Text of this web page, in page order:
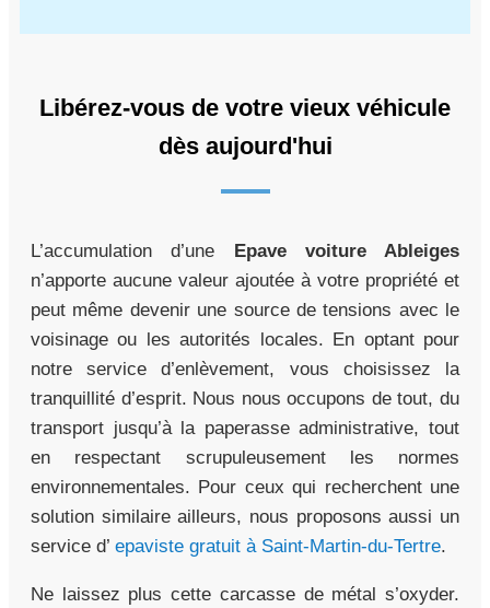
Libérez-vous de votre vieux véhicule
dès aujourd'hui
L’accumulation d’une Epave voiture Ableiges
n’apporte aucune valeur ajoutée à votre propriété et
peut même devenir une source de tensions avec le
voisinage ou les autorités locales. En optant pour
notre service d’enlèvement, vous choisissez la
tranquillité d’esprit. Nous nous occupons de tout, du
transport jusqu’à la paperasse administrative, tout
en respectant scrupuleusement les normes
environnementales. Pour ceux qui recherchent une
solution similaire ailleurs, nous proposons aussi un
service d’ epaviste gratuit à Saint-Martin-du-Tertre.
Ne laissez plus cette carcasse de métal s’oxyder.